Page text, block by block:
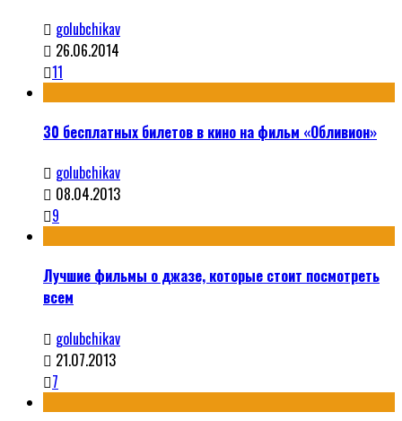
golubchikav
26.06.2014
11
30 бесплатных билетов в кино на фильм «Обливион»
golubchikav
08.04.2013
9
Лучшие фильмы о джазе, которые стоит посмотреть
всем
golubchikav
21.07.2013
7